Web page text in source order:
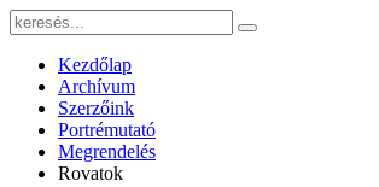
Kezdőlap
Archívum
Szerzőink
Portrémutató
Megrendelés
Rovatok